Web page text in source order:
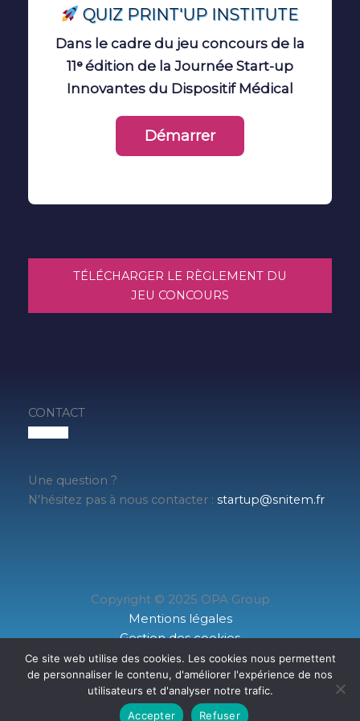
QUIZ PRINT'UP INSTITUTE
Dans le cadre du jeu concours de la
11ᵉ édition de la Journée Start-up
Innovantes du Dispositif Médical
TÉLÉCHARGER LE RÈGLEMENT DU
JEU CONCOURS
CONTACT
Une question ?
N'hésitez pas à nous contacter : startup@snitem.fr
Copyright © 2025 OPA Group
Mentions légales
Gestion des cookies
Données personnelles
www.snitem.fr
Ce site web utilise des cookies. Les cookies nous permettent
de personnaliser le contenu, d'améliorer l'expérience de nos
utilisateurs et d'analyser notre trafic.
Accepter
Refuser